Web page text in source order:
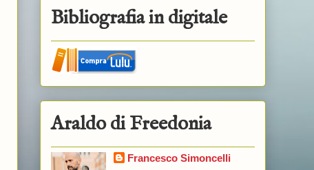
Bibliografia in digitale
Araldo di Freedonia
Francesco Simoncelli